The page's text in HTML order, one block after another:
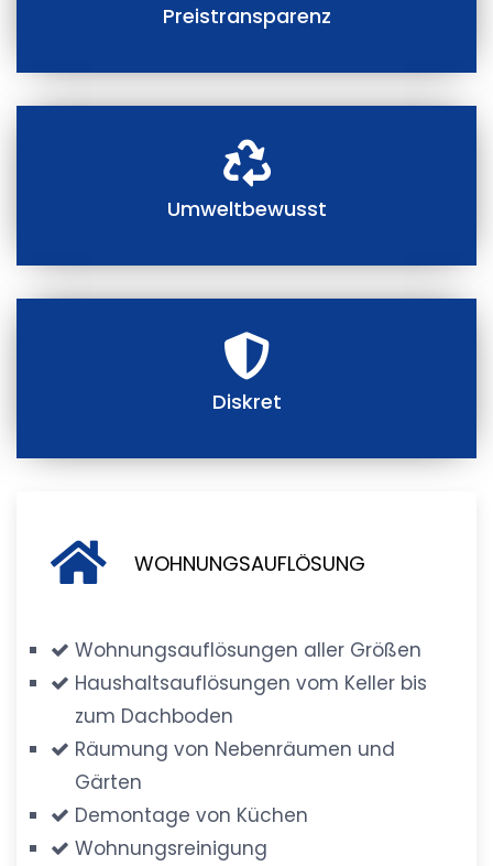
Preistransparenz
Umweltbewusst
Diskret
WOHNUNGSAUFLÖSUNG
Wohnungsauflösungen aller Größen
Haushaltsauflösungen vom Keller bis
zum Dachboden
Räumung von Nebenräumen und
Gärten
Demontage von Küchen
Wohnungsreinigung